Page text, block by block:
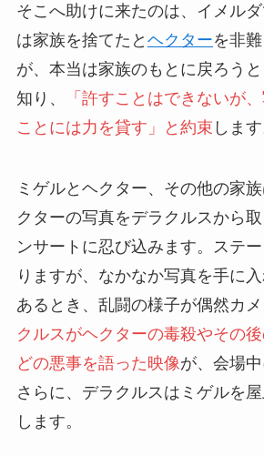
そこへ助けに来たのは、イメル
は家族を捨てたと ヘクターを非
が、本当は家族のもとに戻ろう
知り、
「許すことはできないが
ことには力を貸す」と約束 します
ミゲルとヘクター、その他の家
クターの写真をデラクルスから
ンサートに忍び込みます。ステ
りますが、なかなか写真を手に入
あるとき、乱闘の様子が偶然カメ
クルスがヘクターの毒殺やその
どの悪事を語った映像が、会場中
さらに、デラクルスはミゲルを
します。